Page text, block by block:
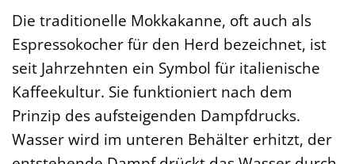
Die traditionelle Mokkakanne, oft auch als
Espressokocher für den Herd bezeichnet, ist
seit Jahrzehnten ein Symbol für italienische
Kaffeekultur. Sie funktioniert nach dem
Prinzip des aufsteigenden Dampfdrucks.
Wasser wird im unteren Behälter erhitzt, der